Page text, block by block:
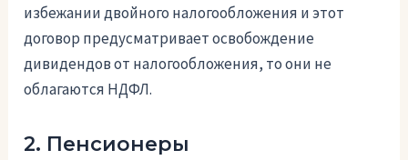
избежании двойного налогообложения и этот
договор предусматривает освобождение
дивидендов от налогообложения, то они не
облагаются НДФЛ.
2. Пенсионеры